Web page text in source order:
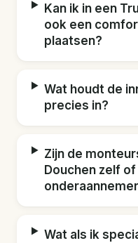
Kan ik in een
ook een
plaatsen?
Wat houdt de
precies in?
Zijn de
Douchen zelf
Wat als ik